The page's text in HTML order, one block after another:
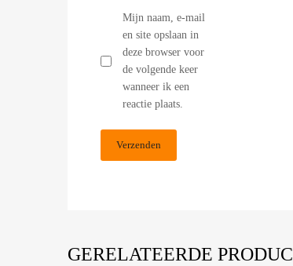
Mijn naam, e-mail
en site opslaan in
deze browser voor
de volgende keer
wanneer ik een
reactie plaats.
GERELATEERDE